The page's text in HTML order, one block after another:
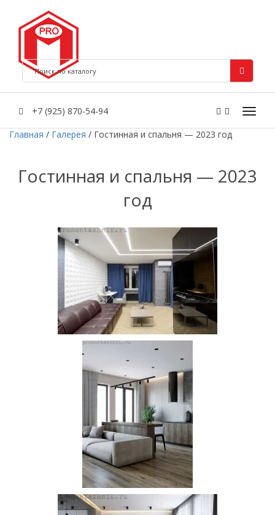
+7 (925) 870-54-94
Главная / Галерея / Гостинная и спальня — 2023 год
Гостинная и спальня — 2023
год